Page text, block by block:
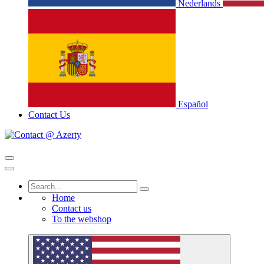
Nederlands
Español
Contact Us
Home
Contact us
To the webshop